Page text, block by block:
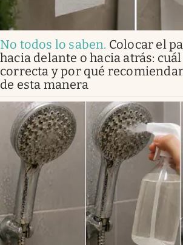
No todos lo saben. Colocar el
hacia delante o hacia atrás:
correcta y por qué
de esta manera